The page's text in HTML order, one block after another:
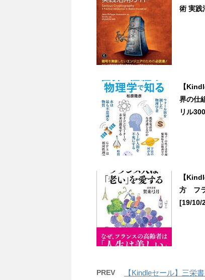
術 実践
【
界の仕
リル
【
方 フラ
[19/10/
PREV
【Kindleセール】三栄